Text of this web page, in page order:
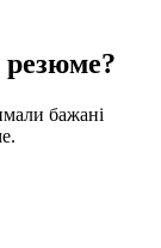
резюме?
бажані